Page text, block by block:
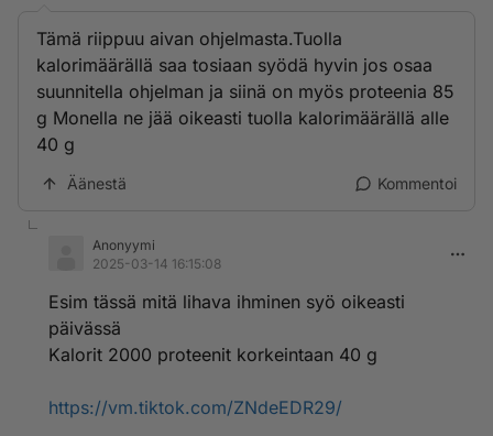
Tämä riippuu aivan ohjelmasta.Tuolla
kalorimäärällä saa tosiaan syödä hyvin jos osaa
suunnitella ohjelman ja siinä on myös proteenia 85
g Monella ne jää oikeasti tuolla kalorimäärällä alle
40 g
Äänestä Kommentoi
Anonyymi
2025-03-14 16:15:08
Esim tässä mitä lihava ihminen syö oikeasti
päivässä
Kalorit 2000 proteenit korkeintaan 40 g
https://vm.tiktok.com/ZNdeEDR29/